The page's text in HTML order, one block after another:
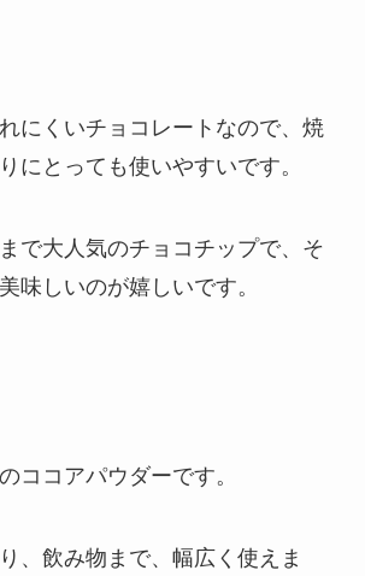
にくいチョコレートなので、焼
にとっても使いやすいです。
で大人気のチョコチップで、そ
味しいのが嬉しいです。
ココアパウダーです。
、飲み物まで、幅広く使えま